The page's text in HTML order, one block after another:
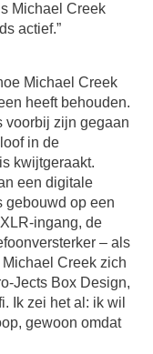
Michael Creek
actief.”
Michael Creek
heeft behouden.
voorbij zijn gegaan
in de
kwijtgeraakt.
een digitale
gebouwd op een
ingang, de
– als
Creek zich
Jects Box Design,
Ik zei het al: ik wil
gewoon omdat